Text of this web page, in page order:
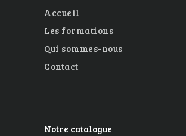
Accueil
Les formations
Qui sommes-nous
Contact
Notre catalogue